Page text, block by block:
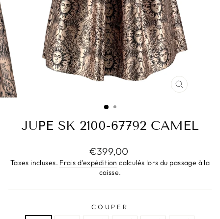
FERMER
JUPE SK 2100-67792 CAMEL
Prix
régulier
€399,00
Taxes incluses. Frais d'expédition calculés lors du passage à la
caisse.
COUPER